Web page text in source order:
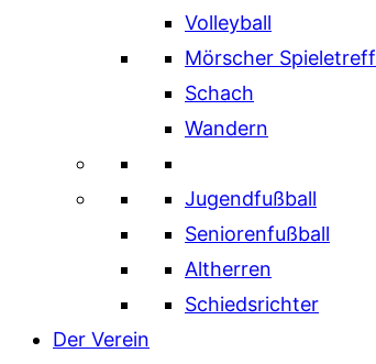
Volleyball
Mörscher Spieletreff
Schach
Wandern
Jugendfußball
Seniorenfußball
Altherren
Schiedsrichter
Der Verein